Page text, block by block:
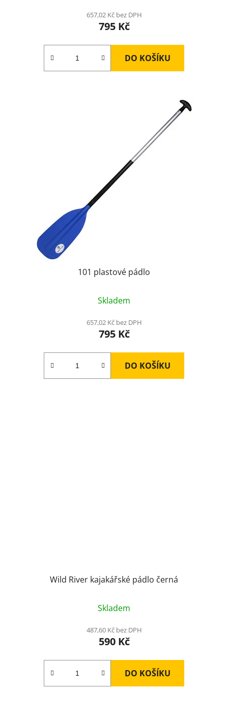
657,02 Kč bez DPH
795 Kč
DO KOŠÍKU
101 plastové pádlo
Skladem
657,02 Kč bez DPH
795 Kč
DO KOŠÍKU
Wild River kajakářské pádlo černá
Skladem
487,60 Kč bez DPH
590 Kč
DO KOŠÍKU